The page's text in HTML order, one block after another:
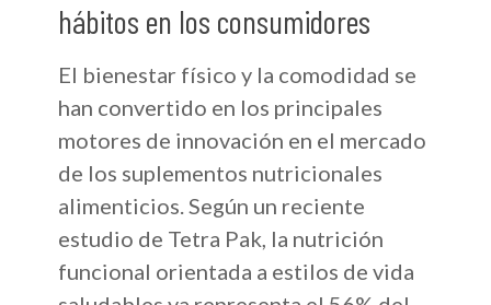
hábitos en los consumidores
El bienestar físico y la comodidad se
han convertido en los principales
motores de innovación en el mercado
de los suplementos nutricionales
alimenticios. Según un reciente
estudio de Tetra Pak, la nutrición
funcional orientada a estilos de vida